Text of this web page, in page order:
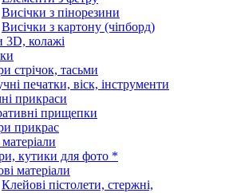
Висічки з пінорезини
Висічки з картону (чіпборд)
3D, колажі
стрічок, тасьми
печатки, віск, інструменти
прикраси
прищепки
прикрас
кутики для фото *
матеріали
Клейові пістолети, стержні,